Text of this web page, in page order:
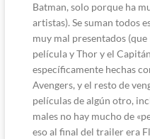
Batman, solo porque ha
artistas). Se suman todos
muy mal presentados
película y Thor y el
específicamente hechas
Avengers, y el resto de
películas de algún otro,
males no hay mucho de
eso al final del trailer era